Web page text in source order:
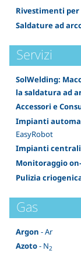
Rivestimenti per
Saldature ad
Servizi
SolWelding:
la saldatura ad
Accessori e
Impianti
EasyRobot
Impianti
Monitoraggio
Pulizia
Gas
Argon - Ar
Azoto- N2